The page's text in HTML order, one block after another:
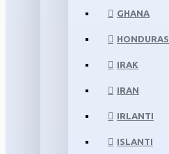
GHANA
HONDURAS
IRAK
IRAN
IRLANTI
ISLANTI